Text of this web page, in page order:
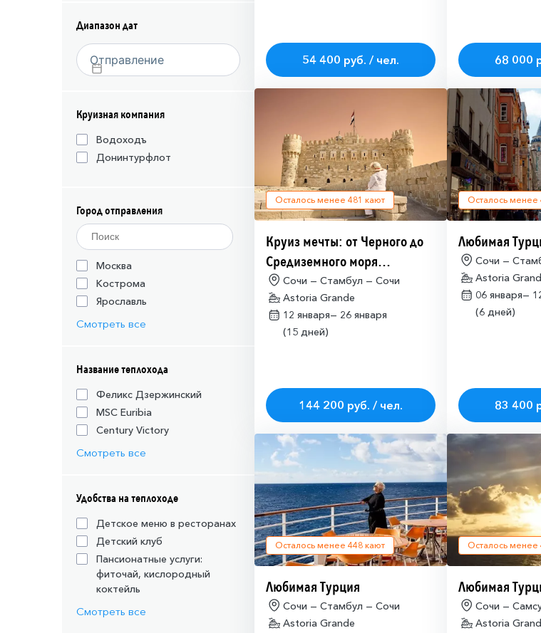
Диапазон дат
Круизная компания
Водоходъ
Донинтурфлот
Город отправления
Москва
Кострома
Ярославль
Смотреть все
Название теплохода
Феликс Дзержинский
MSC Euribia
Century Victory
Смотреть все
Удобства на теплоходе
Детское меню в ресторанах
Детский клуб
Пансионатные услуги:
фиточай, кислородный
коктейль
Смотреть все
54 400 руб. / чел. 68 000
Осталось менее 481 кают
Круиз мечты: от Черного до
Средиземного моря
(необходимо оформлять
разрешение на посещение
Израиля (ETA-IL)
Сочи — Стамбул — Сочи
Astoria Grande
12 января— 26 января
(15 дней)
144 200 руб. / чел.
Осталось менее
Любимая
Сочи —
Astoria
06 января—
(6 дней)
83 400
Осталось менее 448 кают
Любимая Турция
Сочи — Стамбул — Сочи
Astoria Grande
Осталось менее
Любимая
Сочи —
Astoria